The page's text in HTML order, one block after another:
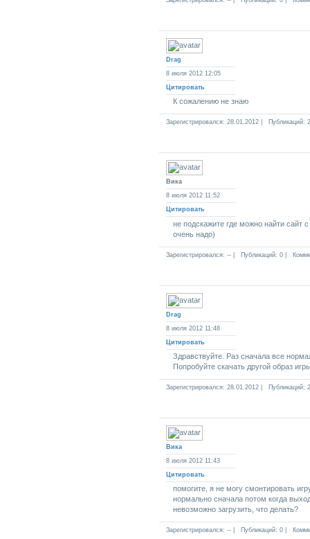
Drag
8 июля 2012 12:05
Цитировать
К сожалению не знаю
Зарегистрировался: 28.01.2012 | Публикаций:
Вика
8 июля 2012 11:52
Цитировать
не подскажите где можно найти сайт
очень надо)
Зарегистрировался: -- | Публикаций: 0 |
Drag
8 июля 2012 11:48
Цитировать
Здравствуйте. Раз сначала все
Попробуйте скачать другой образ
Зарегистрировался: 28.01.2012 | Публикаций:
Вика
8 июля 2012 11:43
Цитировать
помогите, я не могу смонтировать
нормально сначала потом когда
невозможно загрузить, что делать?
Зарегистрировался: -- | Публикаций: 0 |